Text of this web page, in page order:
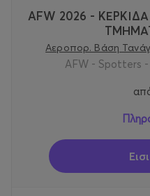
AFW 2026 -
Αεροπορ. Βάση
AFW - Spotters -